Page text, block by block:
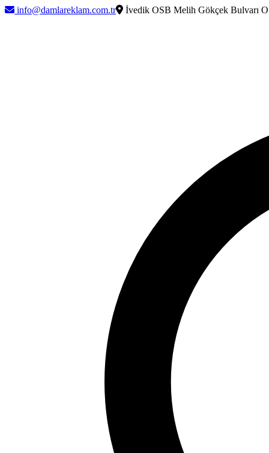
info@damlareklam.com.tr İvedik OSB Melih Gökçek Bulvarı